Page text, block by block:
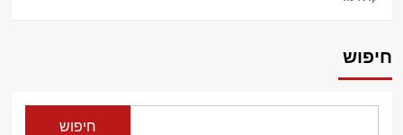
–
חיפוש
חיפוש